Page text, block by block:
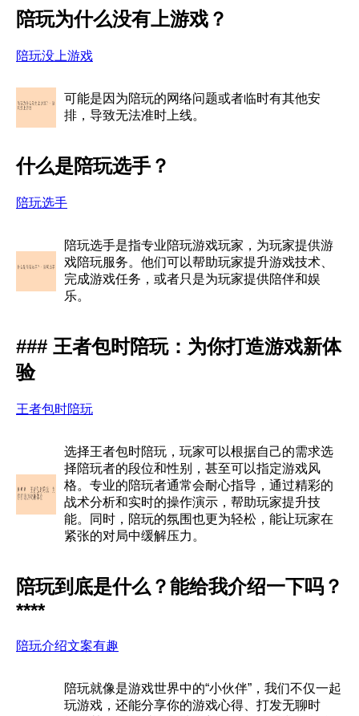
陪玩为什么没有上游戏？
陪玩没上游戏
可能是因为陪玩的网络问题或者临时有其他安
排，导致无法准时上线。
什么是陪玩选手？
陪玩选手
陪玩选手是指专业陪玩游戏玩家，为玩家提供游
戏陪玩服务。他们可以帮助玩家提升游戏技术、
完成游戏任务，或者只是为玩家提供陪伴和娱
乐。
### 王者包时陪玩：为你打造游戏新体
验
王者包时陪玩
选择王者包时陪玩，玩家可以根据自己的需求选
择陪玩者的段位和性别，甚至可以指定游戏风
格。专业的陪玩者通常会耐心指导，通过精彩的
战术分析和实时的操作演示，帮助玩家提升技
能。同时，陪玩的氛围也更为轻松，能让玩家在
紧张的对局中缓解压力。
陪玩到底是什么？能给我介绍一下吗？
****
陪玩介绍文案有趣
陪玩就像是游戏世界中的“小伙伴”，我们不仅一起
玩游戏，还能分享你的游戏心得、打发无聊时